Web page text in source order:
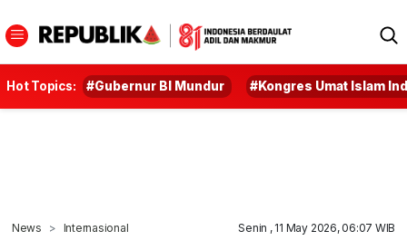
Hot Topics: #Gubernur BI Mundur #Kongres Umat Islam
News Internasional Senin , 11 May 2026, 06:07 WIB